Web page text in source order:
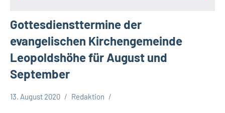
Gottesdiensttermine der
evangelischen Kirchengemeinde
Leopoldshöhe für August und
September
13. August 2020 Redaktion